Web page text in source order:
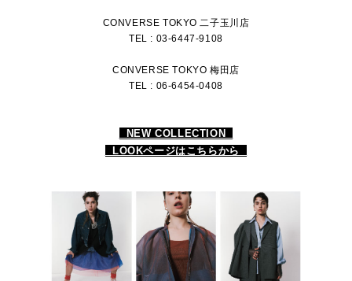
CONVERSE TOKYO 二子玉川店
TEL : 03-6447-9108
CONVERSE TOKYO 梅田店
TEL : 06-6454-0408
NEW COLLECTION
LOOKページはこちらから